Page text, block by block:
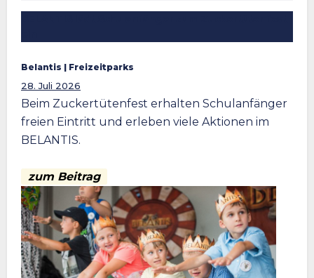
Belantis | Freizeitparks
28. Juli 2026
Beim Zuckertütenfest erhalten Schulanfänger
freien Eintritt und erleben viele Aktionen im
BELANTIS.
zum Beitrag